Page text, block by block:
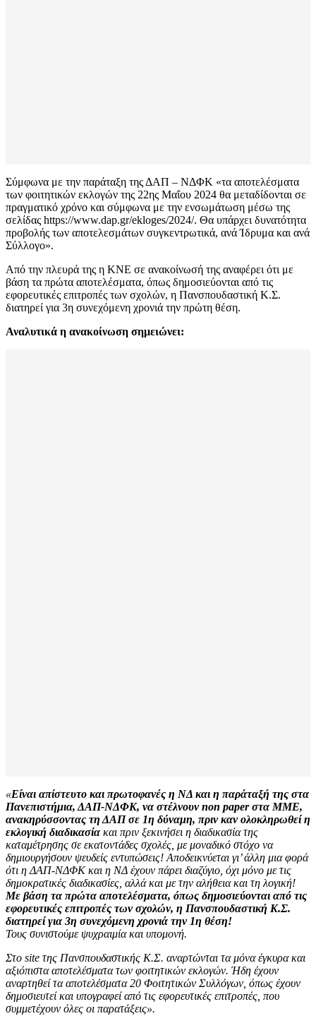
Σύμφωνα με την παράταξη της ΔΑΠ – ΝΔΦΚ «τα αποτελέσματα
των φοιτητικών εκλογών της 22ης Μαΐου 2024 θα μεταδίδονται σε
πραγματικό χρόνο και σύμφωνα με την ενσωμάτωση μέσω της
σελίδας https://www.dap.gr/ekloges/2024/. Θα υπάρχει δυνατότητα
προβολής των αποτελεσμάτων συγκεντρωτικά, ανά Ίδρυμα και ανά
Σύλλογο».
Από την πλευρά της η ΚΝΕ σε ανακοίνωσή της αναφέρει ότι με
βάση τα πρώτα αποτελέσματα, όπως δημοσιεύονται από τις
εφορευτικές επιτροπές των σχολών, η Πανσπουδαστική Κ.Σ.
διατηρεί για 3η συνεχόμενη χρονιά την πρώτη θέση.
Αναλυτικά η ανακοίνωση σημειώνει:
«Είναι απίστευτο και πρωτοφανές η ΝΔ και η παράταξή της στα
Πανεπιστήμια, ΔΑΠ-ΝΔΦΚ, να στέλνουν non paper στα ΜΜΕ,
ανακηρύσσοντας τη ΔΑΠ σε 1η δύναμη, πριν καν ολοκληρωθεί η
εκλογική διαδικασία και πριν ξεκινήσει η διαδικασία της
καταμέτρησης σε εκατοντάδες σχολές, με μοναδικό στόχο να
δημιουργήσουν ψευδείς εντυπώσεις! Αποδεικνύεται γι’ άλλη μια φορά
ότι η ΔΑΠ-ΝΔΦΚ και η ΝΔ έχουν πάρει διαζύγιο, όχι μόνο με τις
δημοκρατικές διαδικασίες, αλλά και με την αλήθεια και τη λογική!
Με βάση τα πρώτα αποτελέσματα, όπως δημοσιεύονται από τις
εφορευτικές επιτροπές των σχολών, η Πανσπουδαστική Κ.Σ.
διατηρεί για 3η συνεχόμενη χρονιά την 1η θέση!
Τους συνιστούμε ψυχραιμία και υπομονή.
Στο site της Πανσπουδαστικής Κ.Σ. αναρτώνται τα μόνα έγκυρα και
αξιόπιστα αποτελέσματα των φοιτητικών εκλογών. Ήδη έχουν
αναρτηθεί τα αποτελέσματα 20 Φοιτητικών Συλλόγων, όπως έχουν
δημοσιευτεί και υπογραφεί από τις εφορευτικές επιτροπές, που
συμμετέχουν όλες οι παρατάξεις».